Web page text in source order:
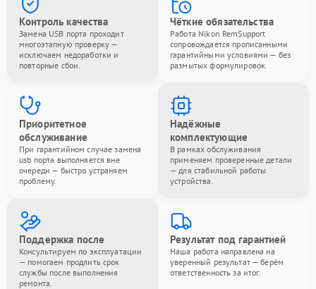
Контроль качества
Замена USB порта проходит
многоэтапную проверку —
исключаем недоработки и
повторные сбои.
Чёткие обязательства
Работа Nikon RemSupport
сопровождается прописанными
гарантийными условиями — без
размытых формулировок.
Приоритетное
обслуживание
При гарантийном случае замена
usb порта выполняется вне
очереди — быстро устраняем
проблему.
Надёжные
комплектующие
В рамках обслуживания
применяем проверенные детали
— для стабильной работы
устройства.
Поддержка после
Консультируем по эксплуатации
— помогаем продлить срок
службы после выполнения
ремонта.
Результат под гарантией
Наша работа направлена на
уверенный результат — берём
ответственность за итог.